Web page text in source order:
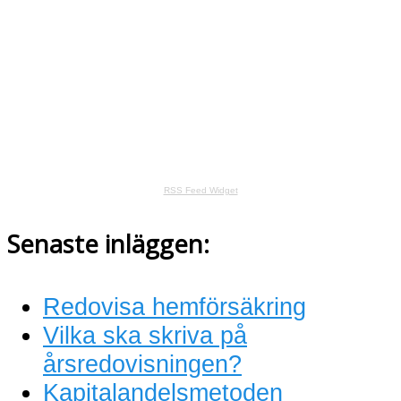
RSS Feed Widget
Senaste inläggen:
Redovisa hemförsäkring
Vilka ska skriva på
årsredovisningen?
Kapitalandelsmetoden